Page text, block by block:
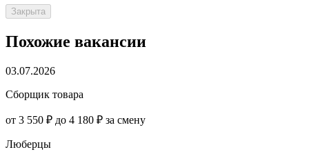
Закрыта
Похожие вакансии
03.07.2026
Сборщик товара
от 3 550 ₽ до 4 180 ₽ за смену
Люберцы